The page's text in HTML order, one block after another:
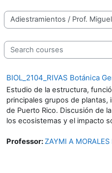
Course categories
Search courses
BIOL_2104_RIVAS Botánica
Estudio de la estructura,
principales grupos de
de Puerto Rico. Discusión de
los ecosistemas y el impacto
Professor: ZAYMI A